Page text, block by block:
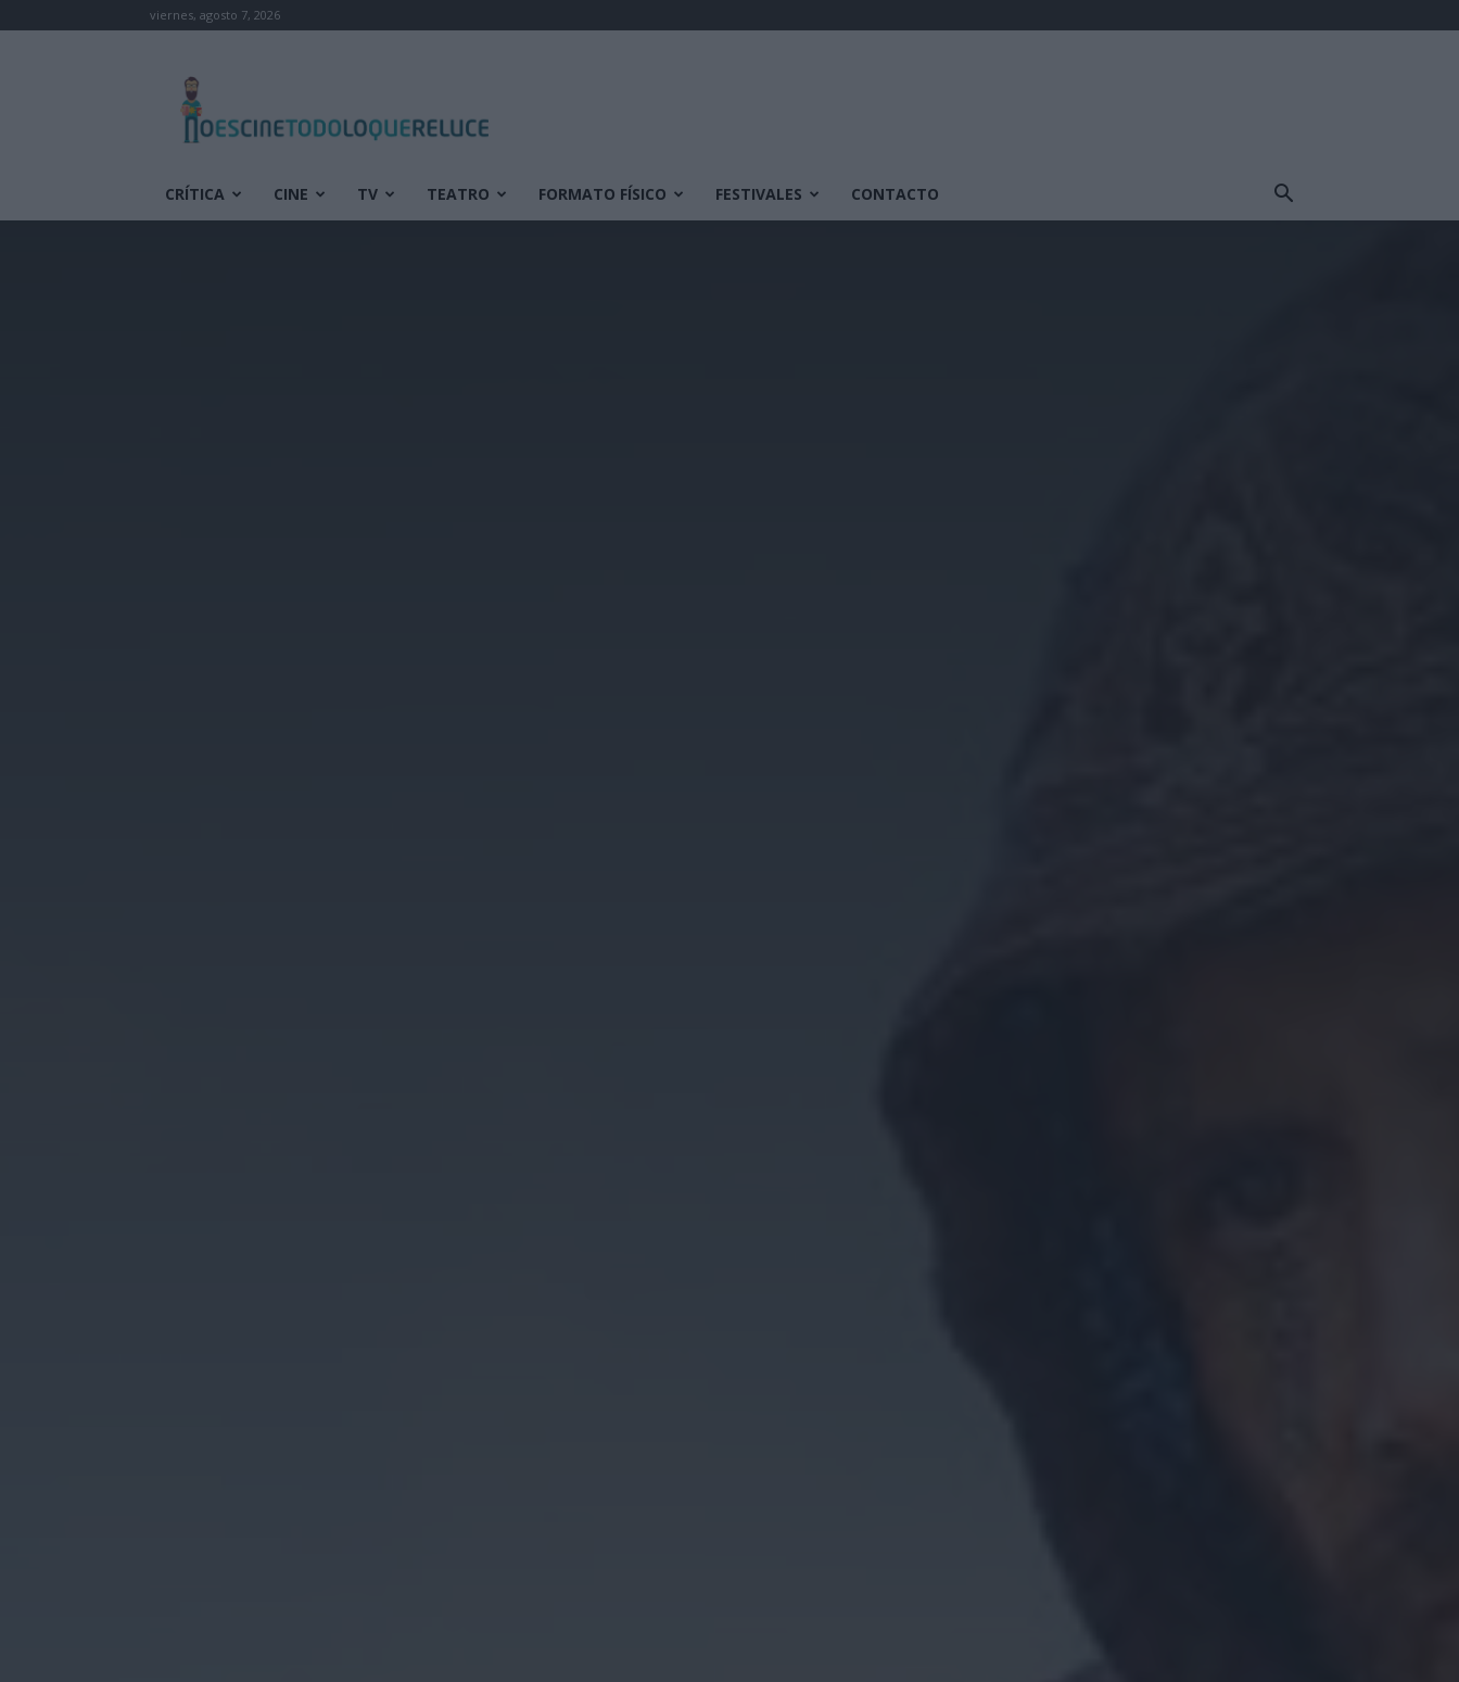
viernes, agosto 7, 2026
cine
todo
que
CRÍTICA CINE TV TEATRO FORMATO FÍSICO FESTIVALES CONTACTO